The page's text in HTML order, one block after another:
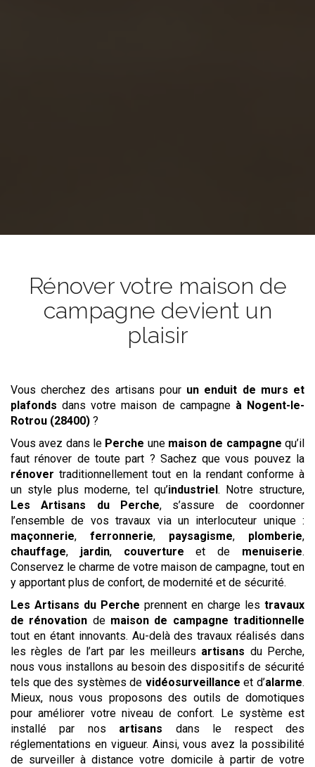
Rénover votre maison de
campagne devient un
plaisir
Vous cherchez des artisans pour un enduit de murs et
plafonds dans votre maison de campagne à Nogent-le-
Rotrou (28400) ?
Vous avez dans le Perche une maison de campagne qu’il
faut rénover de toute part ? Sachez que vous pouvez la
rénover traditionnellement tout en la rendant conforme à
un style plus moderne, tel qu’industriel. Notre structure,
Les Artisans du Perche, s’assure de coordonner
l’ensemble de vos travaux via un interlocuteur unique :
maçonnerie, ferronnerie, paysagisme, plomberie,
chauffage, jardin, couverture et de menuiserie.
Conservez le charme de votre maison de campagne, tout en
y apportant plus de confort, de modernité et de sécurité.
Les Artisans du Perche prennent en charge les travaux
de rénovation de maison de campagne traditionnelle
tout en étant innovants. Au-delà des travaux réalisés dans
les règles de l’art par les meilleurs artisans du Perche,
nous vous installons au besoin des dispositifs de sécurité
tels que des systèmes de vidéosurveillance et d’alarme.
Mieux, nous vous proposons des outils de domotiques
pour améliorer votre niveau de confort. Le système est
installé par nos artisans dans le respect des
réglementations en vigueur. Ainsi, vous avez la possibilité
de surveiller à distance votre domicile à partir de votre